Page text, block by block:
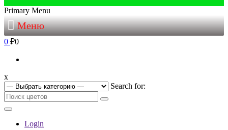
Primary Menu
Меню
0 ₽0
x
Search for:
Login